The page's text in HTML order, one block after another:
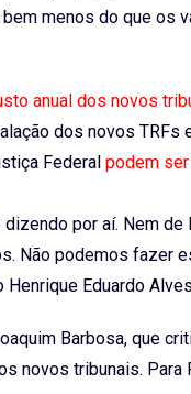
menos do que os
anual dos novos
dos novos TRFs
Federal podem
por aí. Nem de
Não podemos fazer
Eduardo
Barbosa, que
novos tribunais. Para